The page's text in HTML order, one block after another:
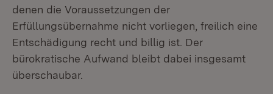
denen die Voraussetzungen der
Erfüllungsübernahme nicht vorliegen, freilich eine
Entschädigung recht und billig ist. Der
bürokratische Aufwand bleibt dabei insgesamt
überschaubar.